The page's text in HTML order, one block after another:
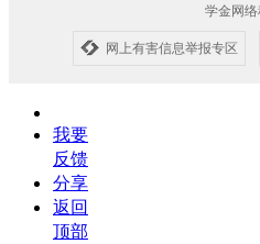
学金网
网上有害信息举报专区
我要
反馈
分享
返回
顶部